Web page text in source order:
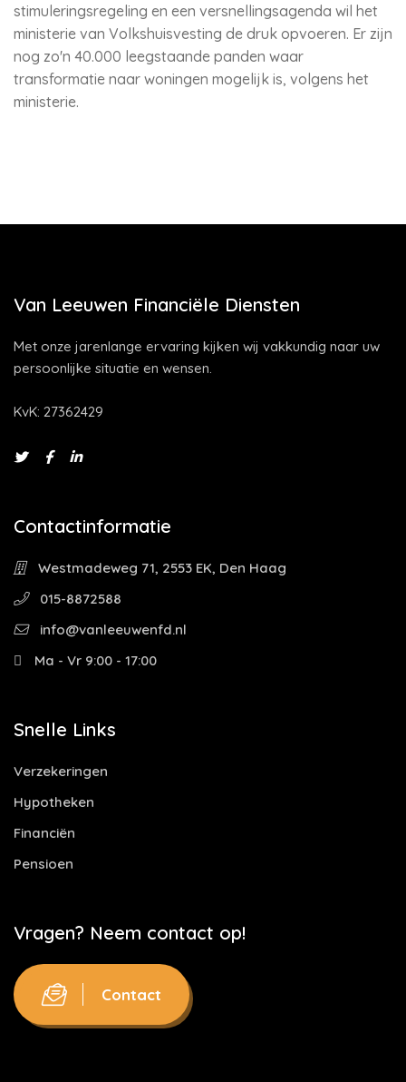
stimuleringsregeling en een versnellingsagenda wil het
ministerie van Volkshuisvesting de druk opvoeren. Er zijn
nog zo'n 40.000 leegstaande panden waar
transformatie naar woningen mogelijk is, volgens het
ministerie.
Van Leeuwen Financiële Diensten
Met onze jarenlange ervaring kijken wij vakkundig naar uw
persoonlijke situatie en wensen.
KvK: 27362429
Contactinformatie
Westmadeweg 71, 2553 EK, Den Haag
015-8872588
info@vanleeuwenfd.nl
Ma - Vr 9:00 - 17:00
Snelle Links
Verzekeringen
Hypotheken
Financiën
Pensioen
Vragen? Neem contact op!
Contact